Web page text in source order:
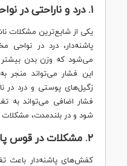
۱. درد و ناراحتی در نواحی مختلف پا
یکی از شایع‌ترین مشکلات
پاشنه‌دار، درد در نواحی
می‌شود که وزن بدن بیشتر
این فشار می‌تواند منجر
زگیل‌های پوستی و درد در
فشار اضافی می‌تواند به
شود و در بلندمدت، مشکلات
۲. مشکلات در قوس پا و وضعیت بدن
کفش‌های پاشنه‌دار باعث